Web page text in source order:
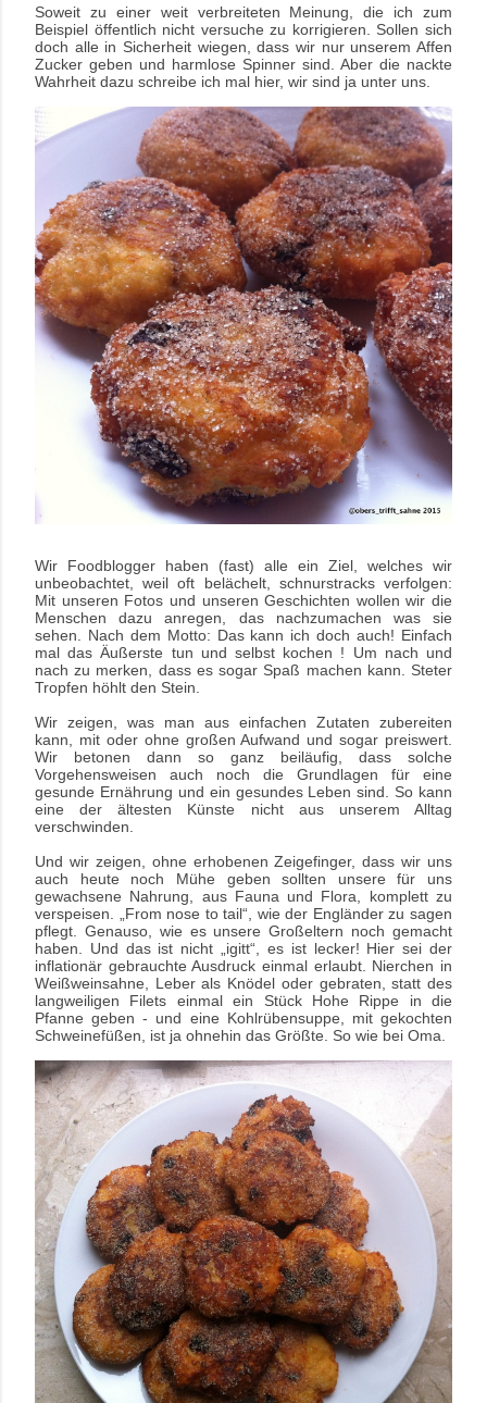
Soweit zu einer weit verbreiteten Meinung, die ich zum
Beispiel öffentlich nicht versuche zu korrigieren. Sollen sich
doch alle in Sicherheit wiegen, dass wir nur unserem Affen
Zucker geben und harmlose Spinner sind. Aber die nackte
Wahrheit dazu schreibe ich mal hier, wir sind ja unter uns.
Wir Foodblogger haben (fast) alle ein Ziel, welches wir
unbeobachtet, weil oft belächelt, schnurstracks verfolgen:
Mit unseren Fotos und unseren Geschichten wollen wir die
Menschen dazu anregen, das nachzumachen was sie
sehen. Nach dem Motto: Das kann ich doch auch! Einfach
mal das Äußerste tun und selbst kochen !
Um nach und
nach zu merken, dass es sogar Spaß machen kann. Steter
Tropfen höhlt den Stein.
Wir zeigen, was man aus einfachen Zutaten zubereiten
kann, mit oder ohne großen Aufwand und sogar preiswert.
Wir betonen dann so ganz beiläufig, dass solche
Vorgehensweisen auch noch die Grundlagen für eine
gesunde Ernährung und ein gesundes Leben sind
So kann
eine der ältesten Künste nicht aus unserem Alltag
verschwinden.
Und wir zeigen, ohne erhobenen Zeigefinger, dass wir uns
auch heute noch Mühe geben sollten unsere für uns
gewachsene Nahrung, aus Fauna und Flora, komplett zu
verspeisen. „From nose to tail“, wie der Engländer zu sagen
pflegt. Genauso, wie es unsere Großeltern noch gemacht
haben. Und das ist nicht „igitt“, es ist lecker! Hier sei der
inflationär gebrauchte Ausdruck einmal erlaubt. Nierchen in
Weißweinsahne, Leber als Knödel oder gebraten, statt des
langweiligen Filets einmal ein Stück Hohe Rippe in die
Pfanne geben- und eine Kohlrübensuppe, mit gekochten
Schweinefüßen, ist ja ohnehin das Größte. So wie bei Oma.